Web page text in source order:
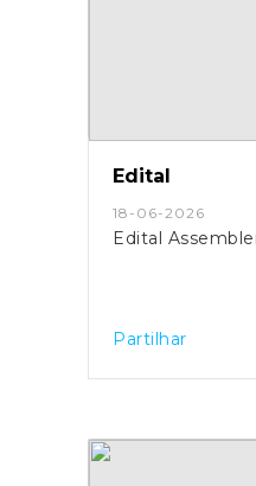
Edital
18-06-2026
Edital
Partilhar